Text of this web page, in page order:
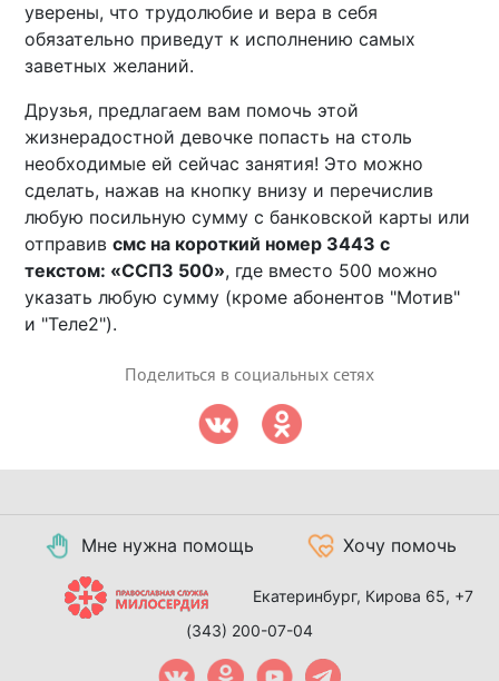
уверены, что трудолюбие и вера в себя
обязательно приведут к исполнению самых
заветных желаний.
Друзья, предлагаем вам помочь этой
жизнерадостной девочке попасть на столь
необходимые ей сейчас занятия! Это можно
сделать, нажав на кнопку внизу и перечислив
любую посильную сумму с банковской карты или
отправивсмс на короткий номер 3443 с
текстом: «ССП3 500», где вместо 500 можно
указать любую сумму (кроме абонентов "Мотив"
и "Теле2").
Поделиться в социальных сетях
Мне нужна помощь Хочу помочь
Екатеринбург, Кирова 65, +7
(343) 200-07-04